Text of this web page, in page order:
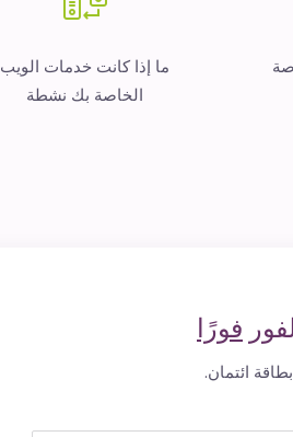
ما إذا كانت خدمات الويب
الخاصة بك نشطة
فورًا